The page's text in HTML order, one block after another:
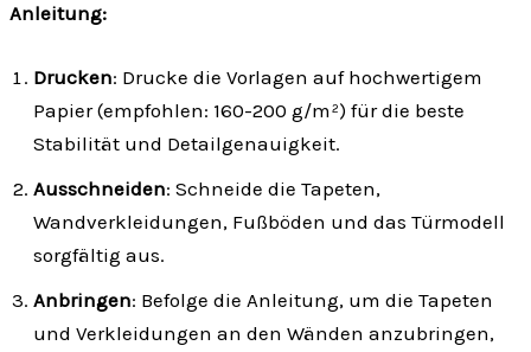
Anleitung:
Drucken: Drucke die Vorlagen auf hochwertigem
Papier (empfohlen: 160-200 g/m²) für die beste
Stabilität und Detailgenauigkeit.
Ausschneiden: Schneide die Tapeten,
Wandverkleidungen, Fußböden und das Türmodell
sorgfältig aus.
Anbringen: Befolge die Anleitung, um die Tapeten
und Verkleidungen an den Wänden anzubringen,